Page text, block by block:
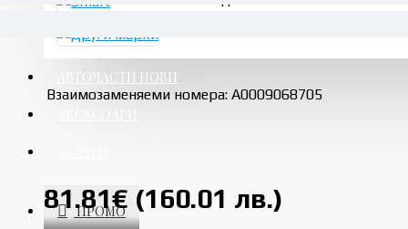
АВТОЧАСТИ НОВИ
ПРОМО
Взаимозаменяеми номера: A0009068705
81.81€ (160.01 лв.)